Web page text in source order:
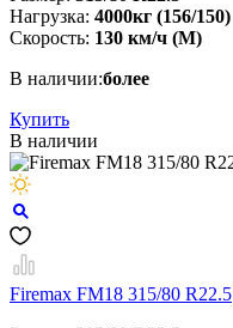
Нагрузка: 4000кг (156/150)
Скорость: 130 км/ч (M)
В наличии:более
Купить
В наличии
Firemax FM18 315/80 R22.5